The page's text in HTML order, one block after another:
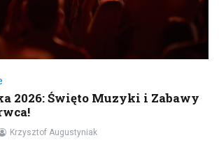
2026: Święto Muzyki i Zabawy
Krzysztof Augustyniak